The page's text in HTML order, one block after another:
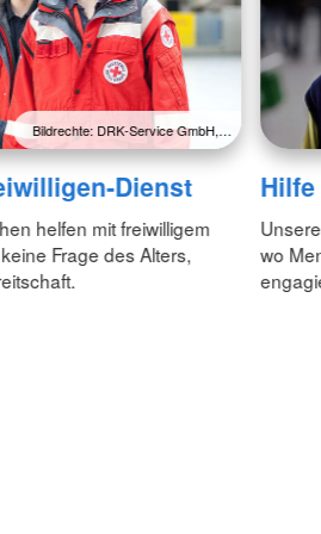
Bildrechte: DRK-Service GmbH,…
Dienst
helfen mit freiwilligem
Frage des Alters,
wo